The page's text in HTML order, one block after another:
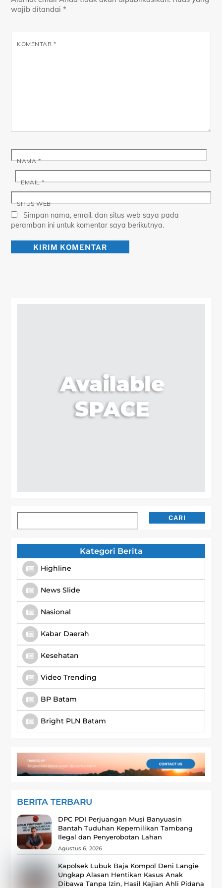
wajib ditandai*
KOMENTAR *
NAMA*
EMAIL*
SITUS WEB
Simpan nama, email, dan situs web saya pada
peramban ini untuk komentar saya berikutnya.
CARI
Kategori Berita
Highline
News Slide
Nasional
Kabar Daerah
Kesehatan
Video Trending
BP Batam
Bright PLN Batam
BERITA TERBARU
DPC PDI Perjuangan Musi Banyuasin
Bantah Tuduhan Kepemilikan Tambang
Ilegal dan Penyerobotan Lahan
Agustus 6, 2026
Kapolsek Lubuk Baja Kompol Deni Langie
Ungkap Alasan Hentikan Kasus Anak
Dibawa Tanpa Izin, Hasil Kajian Ahli Pidana